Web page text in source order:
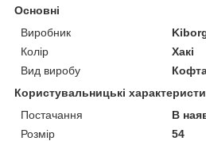
Основні
Виробник
Колір
Хакі
Вид виробу
Користувальницькі
Постачання
В
Розмір
54